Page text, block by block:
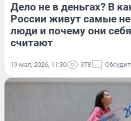
Дело не в деньгах? В
России живут самые
люди и почему они
считают
19 мая, 2026, 11:30 378